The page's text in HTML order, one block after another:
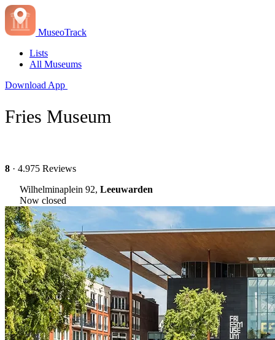
MuseoTrack
Lists
All Museums
Download App
Fries Museum
8 · 4.975 Reviews
Wilhelminaplein 92, Leeuwarden
Now closed